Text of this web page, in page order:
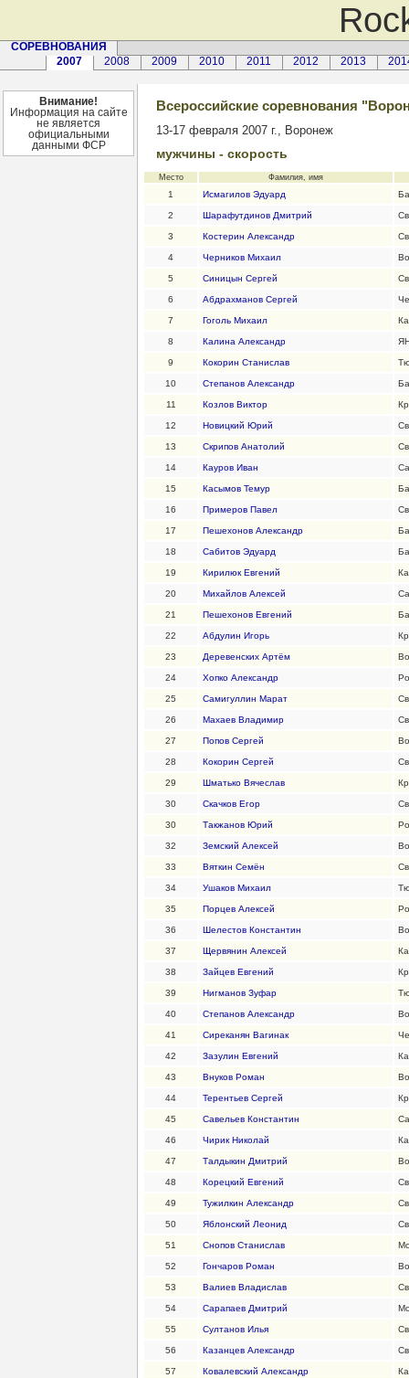
СОРЕВНОВАНИЯ
2013
2012
2011
2010
2009
2008
2007
Внимание!
Информация на сайте
не является
официальными
данными ФСР
Всероссийские соревнования
13-17 февраля 2007 г., Воронеж
мужчины - скорость
Место Фамилия, имя
1 Исмагилов Эдуард
2 Шарафутдинов Дмитрий
3 Костерин Александр
4 Черников Михаил
5 Синицын Сергей
6 Абдрахманов Сергей
7 Гоголь Михаил
8 Калина Александр
9 Кокорин Станислав
10 Степанов Александр
11 Козлов Виктор
12 Новицкий Юрий
13 Скрипов Анатолий
14 Кауров Иван
15 Касымов Темур
16 Примеров Павел
17 Пешехонов Александр
18 Сабитов Эдуард
19 Кирилюк Евгений
20 Михайлов Алексей
21 Пешехонов Евгений
22 Абдулин Игорь
23 Деревенских Артём
24 Хопко Александр
25 Самигуллин Марат
26 Махаев Владимир
27 Попов Сергей
28 Кокорин Сергей
29 Шматько Вячеслав
30 Скачков Егор
30 Такжанов Юрий
32 Земский Алексей
33 Вяткин Семён
34 Ушаков Михаил
35 Порцев Алексей
36 Шелестов Константин
37 Щервянин Алексей
38 Зайцев Евгений
39 Нигманов Зуфар
40 Степанов Александр
41 Сиреканян Вагинак
42 Зазулин Евгений
43 Внуков Роман
44 Терентьев Сергей
45 Савельев Константин
46 Чирик Николай
47 Талдыкин Дмитрий
48 Корецкий Евгений
49 Тужилкин Александр
50 Яблонский Леонид
51 Снопов Станислав
52 Гончаров Роман
53 Валиев Владислав
54 Сарапаев Дмитрий
55 Султанов Илья
56 Казанцев Александр
57 Ковалевский Александр